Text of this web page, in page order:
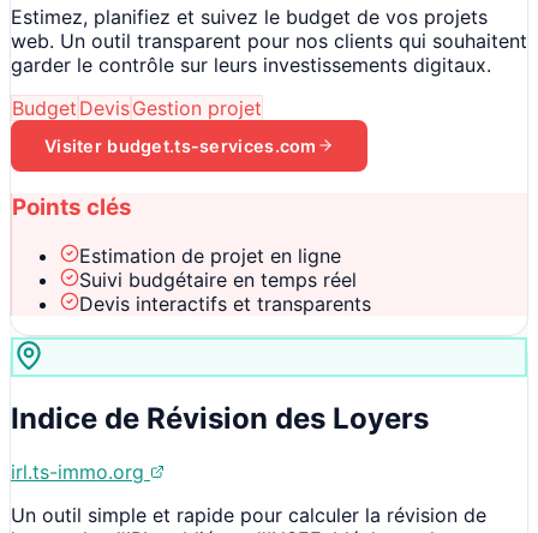
Estimez, planifiez et suivez le budget de vos projets
web. Un outil transparent pour nos clients qui souhaitent
garder le contrôle sur leurs investissements digitaux.
Budget DevisGestion projet
Visiter budget.ts-services.com
Points clés
Estimation de projet en ligne
Suivi budgétaire en temps réel
Devis interactifs et transparents
Indice de Révision des Loyers
irl.ts-immo.org
Un outil simple et rapide pour calculer la révision de